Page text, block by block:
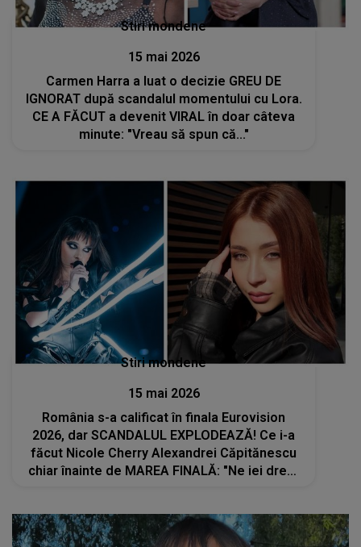
Stiri mondene
15 mai 2026
Carmen Harra a luat o decizie GREU DE
IGNORAT după scandalul momentului cu Lora.
CE A FĂCUT a devenit VIRAL în doar câteva
minute: "Vreau să spun că..."
Stiri mondene
15 mai 2026
România s-a calificat în finala Eurovision
2026, dar SCANDALUL EXPLODEAZĂ! Ce i-a
făcut Nicole Cherry Alexandrei Căpitănescu
chiar înainte de MAREA FINALĂ: "Ne iei drept